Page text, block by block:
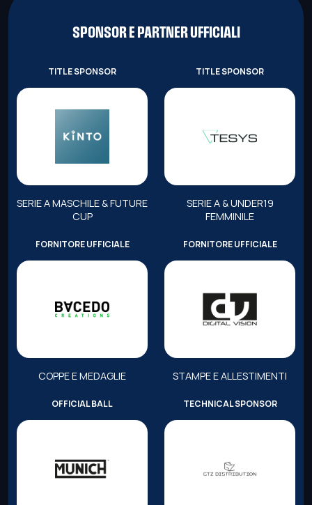
SPONSOR E PARTNER UFFICIALI
TITLE SPONSOR
SERIE A MASCHILE & FUTURE
CUP
TITLE SPONSOR
SERIE A & UNDER19
FEMMINILE
FORNITORE UFFICIALE
COPPE E MEDAGLIE
FORNITORE UFFICIALE
STAMPE E ALLESTIMENTI
OFFICIAL BALL TECHNICAL SPONSOR